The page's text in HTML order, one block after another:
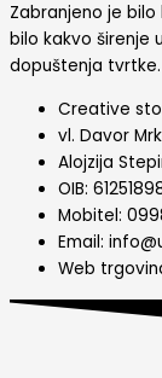
Zabranjeno je
bilo kakvo širenje
dopuštenja tvrtke.
Creative
vl. Davor
Alojzija
OIB:
Mobitel:
Email:
Web